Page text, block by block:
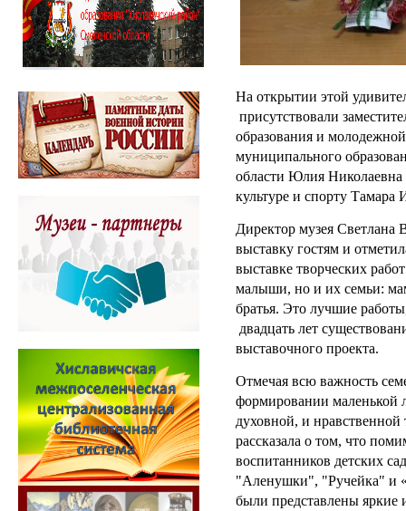
На открытии этой
присутствовали
образования и
муниципального
области Юлия Николаевна
культуре и спорту Тамара
Директор музея Светлана
выставку гостям и
выставке творческих
малыши, но и их семьи:
братья. Это лучшие
двадцать лет
выставочного проекта.
Отмечая всю важность
формировании маленькой
духовной, и нравственной
рассказала о том, что
воспитанников детских
"Аленушки", "Ручейка" и
были представлены